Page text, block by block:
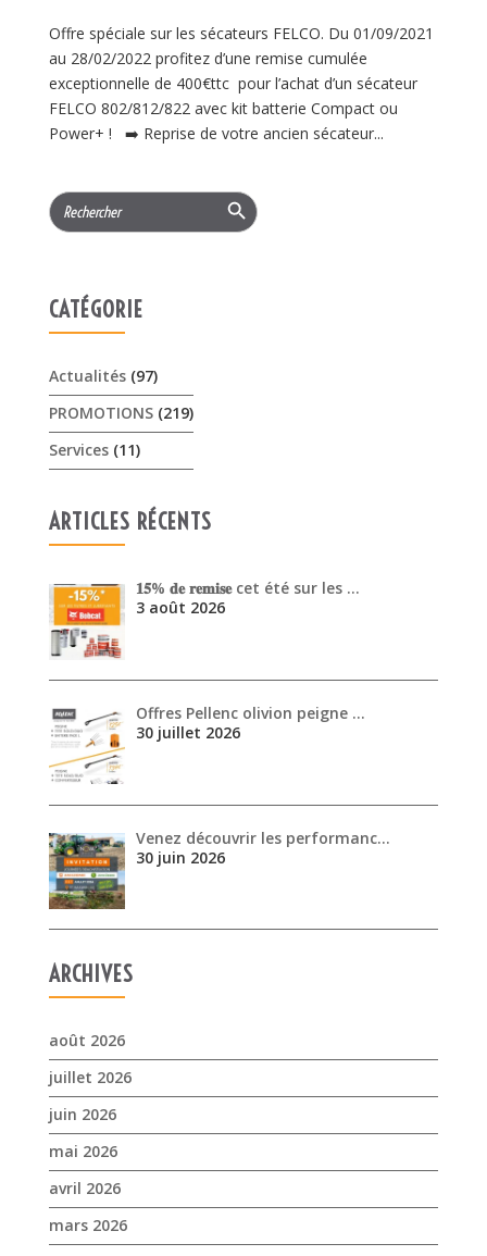
Offre spéciale sur les sécateurs FELCO. Du 01/09/2021
au 28/02/2022 profitez d’une remise cumulée
exceptionnelle de 400€ttc pour l’achat d’un sécateur
FELCO 802/812/822 avec kit batterie Compact ou
Power+ ! ➡️ Reprise de votre ancien sécateur...
Search
for:
Search Button
CATÉGORIE
Actualités(97)
PROMOTIONS(219)
Services(11)
ARTICLES RÉCENTS
𝟏𝟓% 𝐝𝐞 𝐫𝐞𝐦𝐢𝐬𝐞 cet été sur les …
3 août 2026
Offres Pellenc olivion peigne …
30 juillet 2026
Venez découvrir les performanc…
30 juin 2026
ARCHIVES
août 2026
juillet 2026
juin 2026
mai 2026
avril 2026
mars 2026